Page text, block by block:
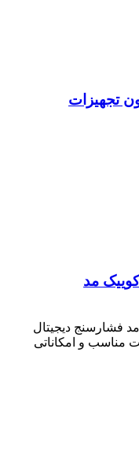
تجهیزات
مد
فشارسنج دیجیتال
مناسب و امکاناتی